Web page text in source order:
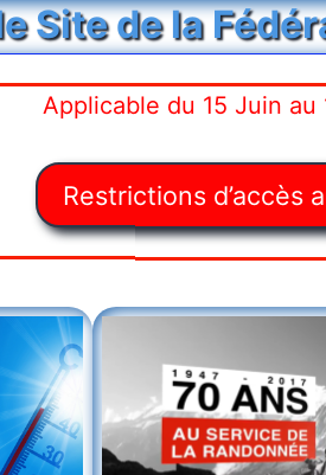
Site de la
Applicable du 15 Juin
Restrictions d’accès